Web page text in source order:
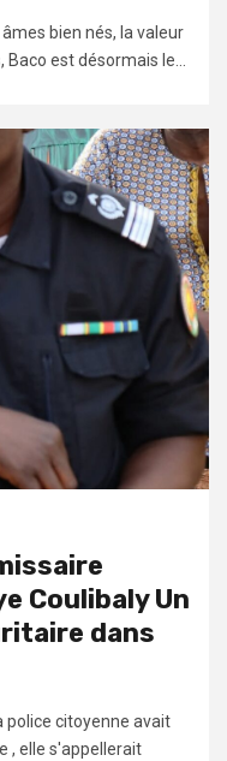
âmes bien nés, la valeur
est désormais le...
Coulibaly Un
dans
police citoyenne avait
, elle s'appellerait